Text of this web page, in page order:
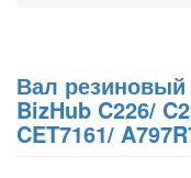
Вал
BizHub C226/
CET7161/